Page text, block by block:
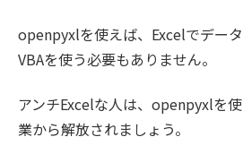
openpyxlを使えば、Excelでデー
VBAを使う必要もありません。
アンチExcelな人は、openpyxlを
業から解放されましょう。